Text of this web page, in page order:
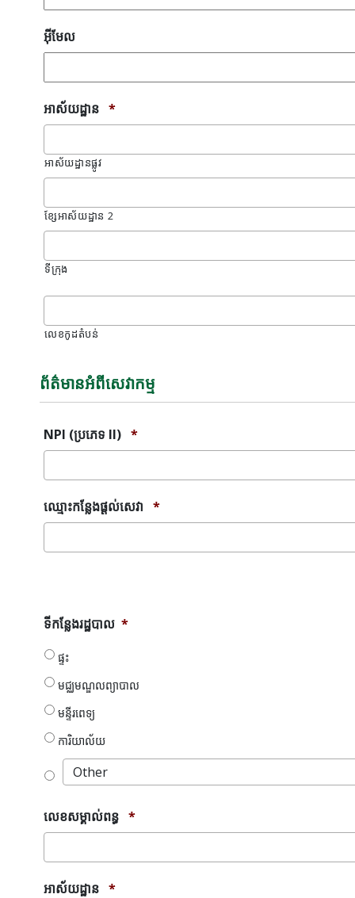
អ៊ីមែល
អាស័យដ្ឋាន *
អាស័យដ្ឋានផ្លូវ
ខ្សែអាស័យដ្ឋាន 2
ទីក្រុង
លេខ​កូដ​តំបន់
ព័ត៌មានអំពីសេវាកម្ម
NPI (ប្រភេទ II) *
ឈ្មោះកន្លែងផ្តល់សេវា *
ទី
រដ្ឋបាល
ទីកន្លែងរដ្ឋបាល *
ផ្ទះ
មជ្ឈមណ្ឌលព្យាបាល
មន្ទីរពេទ្យ
ការិយាល័យ
លេខសម្គាល់ពន្ធ *
អាស័យដ្ឋាន *